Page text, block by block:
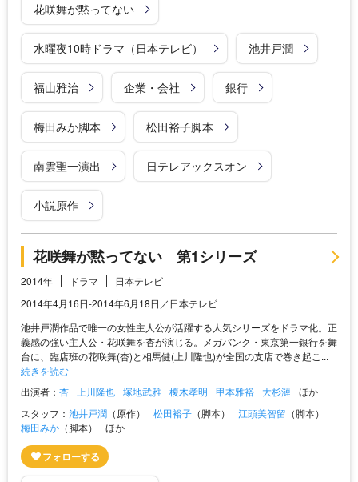
花咲舞が黙ってない
水曜夜10時ドラマ（日本テレビ） 池井戸潤
福山雅治 企業・会社 銀行
梅田みか脚本 松田裕子脚本
南雲聖一演出 日テレアックスオン
小説原作
花咲舞が黙ってない 第1シリーズ
2014年 ドラマ
日本テレビ
2014年4月16日-2014年6月18日／日本テレビ
池井戸潤作品で唯一の女性主人公が活躍する人気シリーズをドラマ化。正
義感の強い主人公・花咲舞を杏が演じる。メガバンク・東京第一銀行を舞
台に、臨店班の花咲舞(杏)と相馬健(上川隆也)が全国の支店で巻き起こ...
続きを読む
出演者： 杏 上川隆也 塚地武雅 榎木孝明 甲本雅裕 大杉漣
ほか
スタッフ： 池井戸潤 （原作） 松田裕子 （脚本） 江頭美智留 （脚本）
梅田みか （脚本） ほか